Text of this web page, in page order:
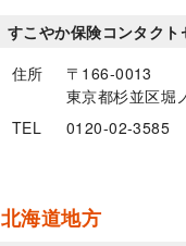
すこやか保険コンタクト
住所
〒166-0013
東京都杉並区
TEL
0120-02-3585
北海道地方